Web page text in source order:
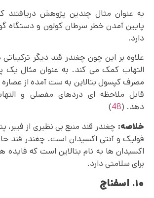
به عنوان مثال چندین پژوهش دریافتند
پایین آمدن خطر سرطان کولون و دستگاه
دارد.
علاوه بر این چون چغندر قند دیگر
التهاب کمک می کند. به عنوان مثال یک
مصرف کپسول بتالاین به ست آمده از عصاره
قابل ملاحظه‌ ای دردهای مفصلی و
دهد. (48
)
خلاصه: چغندر قند منبع بی‌ نظیری از فیبر،
فولیک و آنتی اکسیدان است. چغندر قند
اکسیدان ها به نام بتالاین است که
برای سلامتی دارد.
۱۰. اسفناج